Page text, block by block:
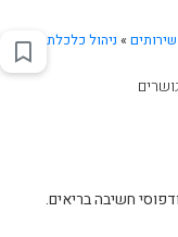
שירותים» ניהול כלכלת
ודפוסי חשיבה בריאים.